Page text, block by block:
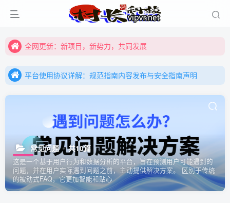
全网更新：新项目，新势力，共同发展
全网更新：新项目，新势力，共同发展
平台使用协议详解：规范指南内容发布与安全指南声明
常见问题 共10篇
这是一个基于用户行为和数据分析的平台，旨在预测用户可能遇到的
问题，并在用户实际遇到问题之前，主动提供解决方案。 区别于传统
的被动式FAQ，它更加智能和贴心